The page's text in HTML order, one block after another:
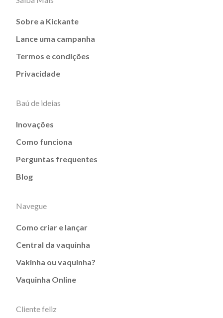
Sobre a Kickante
Lance uma campanha
Termos e condições
Privacidade
Baú de ideias
Inovações
Como funciona
Perguntas frequentes
Blog
Navegue
Como criar e lançar
Central da vaquinha
Vakinha ou vaquinha?
Vaquinha Online
Cliente feliz